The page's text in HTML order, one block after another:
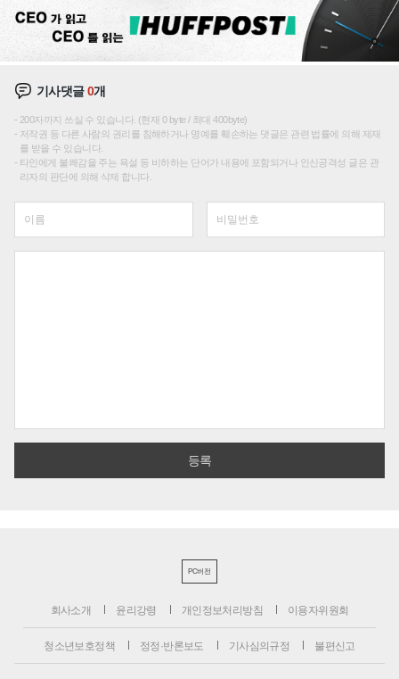
기사댓글0개
200자까지 쓰실 수 있습니다. (현재 0 byte / 최대 400byte)
저작권 등 다른 사람의 권리를 침해하거나 명예를 훼손하는 댓글은 관련 법률에 의해 제재
를 받을 수 있습니다.
타인에게 불쾌감을 주는 욕설 등 비하하는 단어가 내용에 포함되거나 인신공격성 글은 관
리자의 판단에 의해 삭제 합니다.
PC버전
회사소개 윤리강령 개인정보처리방침 이용자위원회
청소년보호정책 정정·반론보도 기사심의규정 불편신고